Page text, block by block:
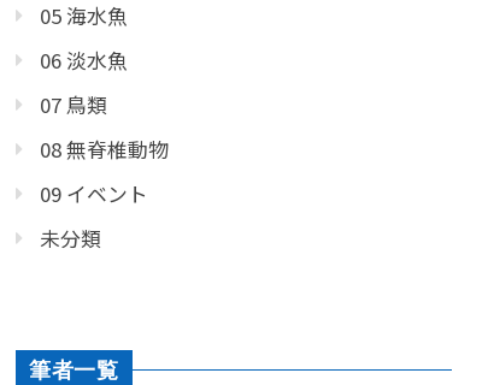
05 海水魚
06 淡水魚
07 鳥類
08 無脊椎動物
09 イベント
未分類
筆者一覧